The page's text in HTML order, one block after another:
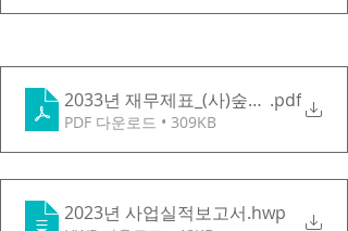
2033년 재무제표_(사)숲과문화연구회
.pdf
PDF 다운로드 • 309KB
2023년 사업실적보고서.hwp